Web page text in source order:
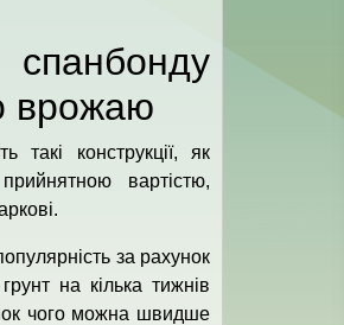
врожаю
такі конструкції, як
вартістю,
за рахунок
на кілька тижнів
чого можна швидше